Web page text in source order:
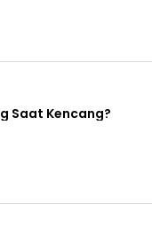
Saat Kencang?